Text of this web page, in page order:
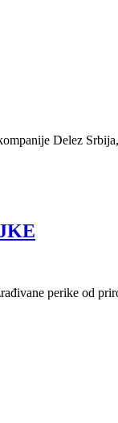
Delez
perike od